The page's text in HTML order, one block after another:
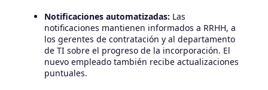
Notificaciones automatizadas: Las
notificaciones mantienen informados a RRHH, a
los gerentes de contratación y al departamento
de TI sobre el progreso de la incorporación. El
nuevo empleado también recibe actualizaciones
puntuales.